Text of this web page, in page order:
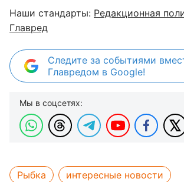
Наши стандарты: Редакционная
Главред
Следите за событиями
Главредом в Google!
Мы в соцсетях:
Рыбка интересные новости